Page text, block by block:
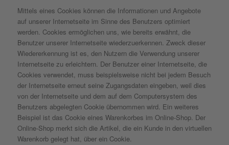
Mittels eines Cookies können die Informationen und Angebote
auf unserer Internetseite im Sinne des Benutzers optimiert
werden. Cookies ermöglichen uns, wie bereits erwähnt, die
Benutzer unserer Internetseite wiederzuerkennen. Zweck dieser
Wiedererkennung ist es, den Nutzern die Verwendung unserer
Internetseite zu erleichtern. Der Benutzer einer Internetseite, die
Cookies verwendet, muss beispielsweise nicht bei jedem Besuch
der Internetseite erneut seine Zugangsdaten eingeben, weil dies
von der Internetseite und dem auf dem Computersystem des
Benutzers abgelegten Cookie übernommen wird. Ein weiteres
Beispiel ist das Cookie eines Warenkorbes im Online-Shop. Der
Online-Shop merkt sich die Artikel, die ein Kunde in den virtuellen
Warenkorb gelegt hat, über ein Cookie.